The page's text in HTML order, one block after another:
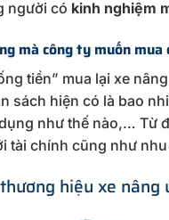
người có kinh nghiệm
mà công ty muốn mua
tiền” mua lại xe
sách hiện có là bao
như thế nào,… Từ
tài chính cũng như
hiệu xe nâng